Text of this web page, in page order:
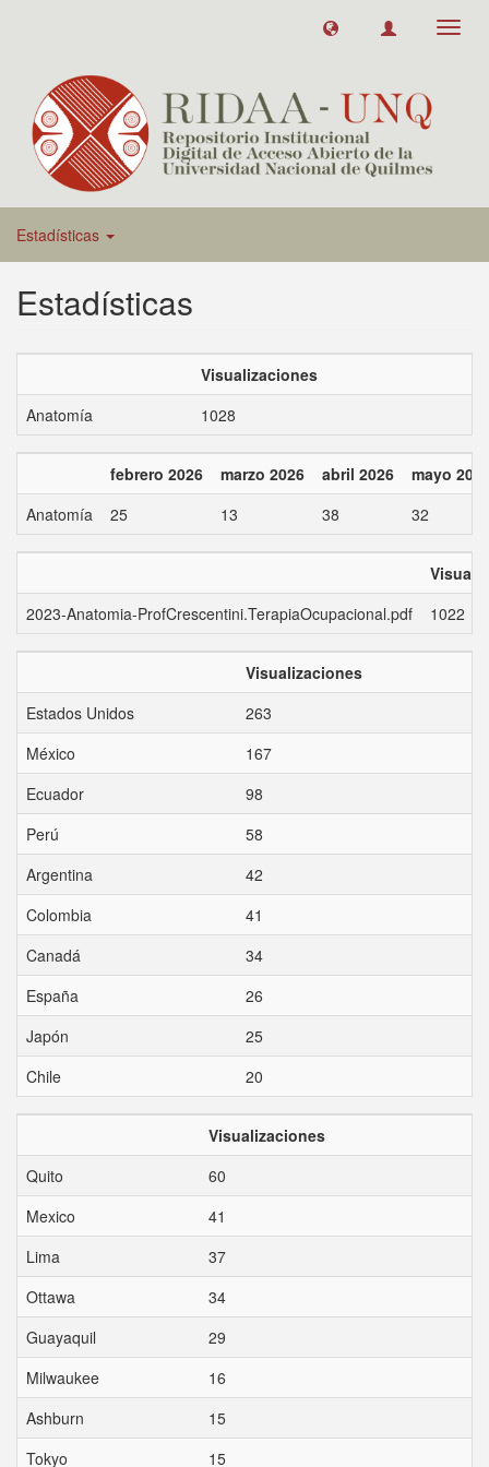
Estadísticas
Estadísticas
Visualizaciones
Anatomía
1028
febrero 2026 marzo 2026 abril 2026
mayo
Anatomía
25 13 38 32
2023-Anatomia-ProfCrescentini.TerapiaOcupacional.pdf
1022
Visualizaciones
Estados Unidos
263
México
167
Ecuador
98
Perú
58
Argentina
42
Colombia
41
Canadá
34
España
26
Japón
25
Chile
20
Visualizaciones
Quito
60
Mexico
41
Lima
37
Ottawa
34
Guayaquil
29
Milwaukee
16
Ashburn
15
Tokyo
15